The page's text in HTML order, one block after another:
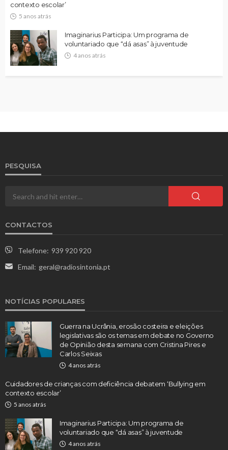
contexto escolar’
5 anos atrás
Imaginarius Participa: Um programa de
voluntariado que “dá asas” à juventude
4 anos atrás
PESQUISA
CONTACTOS
Telefone: 939 920 920
Email: geral@radiosintonia.pt
NOTÍCIAS POPULARES
Guerra na Ucrânia, erosão costeira e eleições
legislativas são os temas em debate no Governo
de Opinião desta semana com Cristina Pires e
Carlos Seixas
4 anos atrás
Cuidadores de crianças com deficiência debatem ‘Bullying em
contexto escolar’
5 anos atrás
Imaginarius Participa: Um programa de
voluntariado que “dá asas” à juventude
4 anos atrás